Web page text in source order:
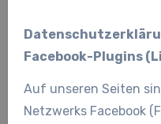
Facebook-Plugins
Auf unseren Seiten
Netzwerks Facebook